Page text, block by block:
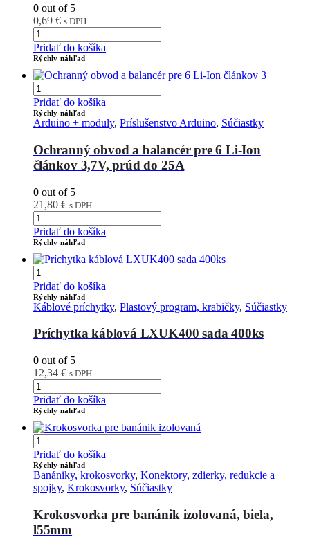
0 out of 5
0,69 € s DPH
Pridať do košíka
Rýchly náhľad
Pridať do košíka
Rýchly náhľad
Arduino + moduly, Príslušenstvo Arduino, Súčiastky
Ochranný obvod a balancér pre 6 Li-Ion
článkov 3,7V, prúd do 25A
0 out of 5
21,80 € s DPH
Pridať do košíka
Rýchly náhľad
Pridať do košíka
Rýchly náhľad
Káblové príchytky, Plastový program, krabičky, Súčiastky
Príchytka káblová LXUK400 sada 400ks
0 out of 5
12,34 € s DPH
Pridať do košíka
Rýchly náhľad
Pridať do košíka
Rýchly náhľad
Banániky, krokosvorky, Konektory, zdierky, redukcie a
spojky, Krokosvorky, Súčiastky
Krokosvorka pre banánik izolovaná, biela,
l55mm